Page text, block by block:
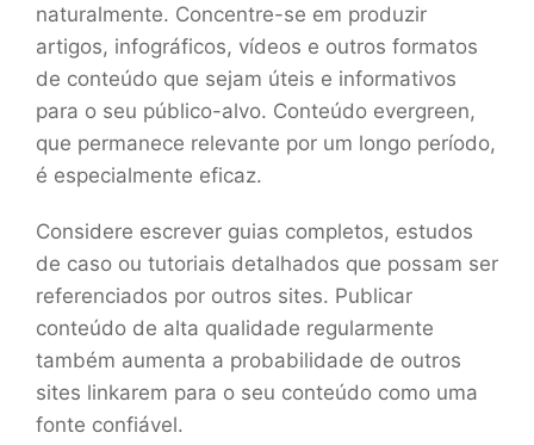
naturalmente. Concentre-se em produzir
artigos, infográficos, vídeos e outros formatos
de conteúdo que sejam úteis e informativos
para o seu público-alvo. Conteúdo evergreen,
que permanece relevante por um longo período,
é especialmente eficaz.
Considere escrever guias completos, estudos
de caso ou tutoriais detalhados que possam ser
referenciados por outros sites. Publicar
conteúdo de alta qualidade regularmente
também aumenta a probabilidade de outros
sites linkarem para o seu conteúdo como uma
fonte confiável.